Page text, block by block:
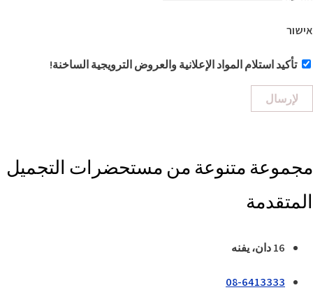
אישור
تأكيد استلام المواد الإعلانية والعروض الترويجية الساخنة!
لإرسال
مجموعة متنوعة من مستحضرات التجميل
المتقدمة
16 دان، يفنه
08-6413333